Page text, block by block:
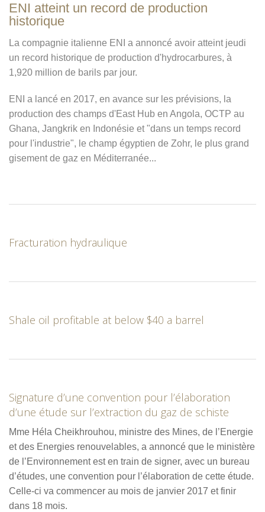
ENI atteint un record de production
historique
La compagnie italienne ENI a annoncé avoir atteint jeudi
un record historique de production d'hydrocarbures, à
1,920 million de barils par jour.
ENI a lancé en 2017, en avance sur les prévisions, la
production des champs d'East Hub en Angola, OCTP au
Ghana, Jangkrik en Indonésie et "dans un temps record
pour l'industrie", le champ égyptien de Zohr, le plus grand
gisement de gaz en Méditerranée...
Fracturation hydraulique
Shale oil profitable at below $40 a barrel
Signature d’une convention pour l’élaboration
d’une étude sur l’extraction du gaz de schiste
Mme Héla Cheikhrouhou, ministre des Mines, de l’Energie
et des Energies renouvelables, a annoncé que le ministère
de l’Environnement est en train de signer, avec un bureau
d’études, une convention pour l’élaboration de cette étude.
Celle-ci va commencer au mois de janvier 2017 et finir
dans 18 mois.